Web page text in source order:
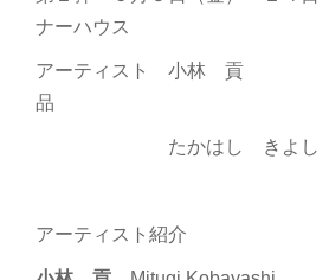
ナーハウス
アーティスト 小林 貢 ー
品
たかはし きよし
アーティスト紹介